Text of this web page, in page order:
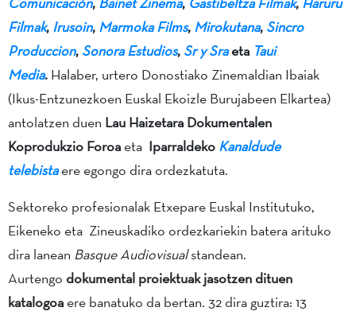
Filmak, Irusoin, Marmoka Films, Mirokutana, Sincro
Produccion, Sonora Estudios, Sr y Sraeta Taui
Media. Halaber, urtero Donostiako Zinemaldian Ibaiak
(Ikus-Entzunezkoen Euskal Ekoizle Burujabeen Elkartea)
antolatzen duen Lau Haizetara Dokumentalen
Koprodukzio Foroaeta Iparraldeko Kanaldude
telebistaere egongo dira ordezkatuta.
Sektoreko profesionalak Etxepare Euskal Institutuko,
Eikeneko eta Zineuskadiko ordezkariekin batera arituko
dira lanean Basque Audiovisualstandean.
Aurtengo dokumental proiektuak jasotzen dituen
katalogoaere banatuko da bertan. 32 dira guztira: 13